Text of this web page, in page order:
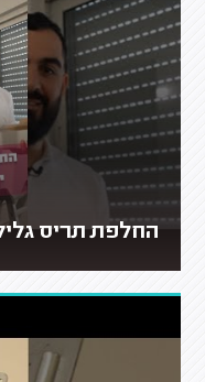
החלפת תריס